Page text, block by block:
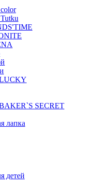
SECRET
лапка
детей